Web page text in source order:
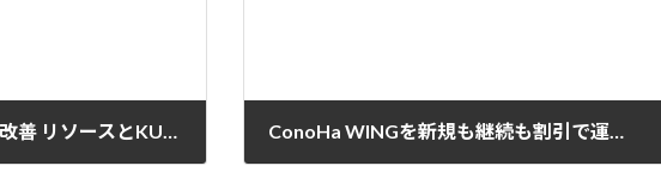
エックスサーバー機能改善 リソースとKUSANAGI ConoHa WINGを新規も継続も割引で運用するチャンス 3周年